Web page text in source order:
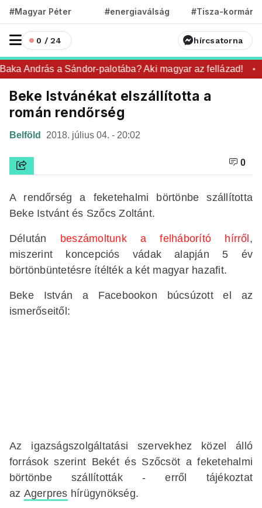
#Magyar Péter #energiaválság #Tisza-kormány
0 / 24 hírcsatorna
András a Sándor-palotába? Aki magyar az fellázad!
Beke Istvánékat elszállította a
román rendőrség
Belföld 2018. július 04. - 20:02
0
A rendőrség a feketehalmi börtönbe szállította
Beke Istvánt és Szőcs Zoltánt.
Délután beszámoltunk a felháborító hírről,
miszerint koncepciós vádak alapján 5 év
börtönbüntetésre ítélték a két magyar hazafit.
Beke István a Facebookon búcsúzott el az
ismerőseitől:
Az igazságszolgáltatási szervekhez közel álló
források szerint Bekét és Szőcsöt a feketehalmi
börtönbe szállították - erről tájékoztat
az Agerpres hírügynökség.